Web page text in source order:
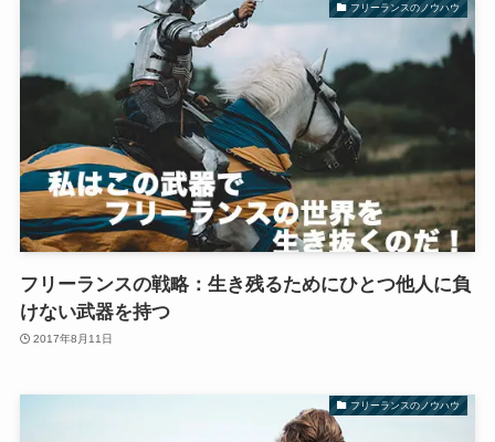
フリーランスのノウハウ
フリーランスの戦略：生き残るためにひとつ他人に負
けない武器を持つ
2017年8月11日
フリーランスのノウハウ